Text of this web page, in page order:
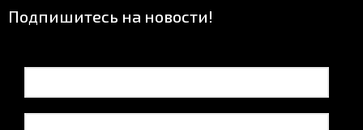
Подпишитесь на новости!